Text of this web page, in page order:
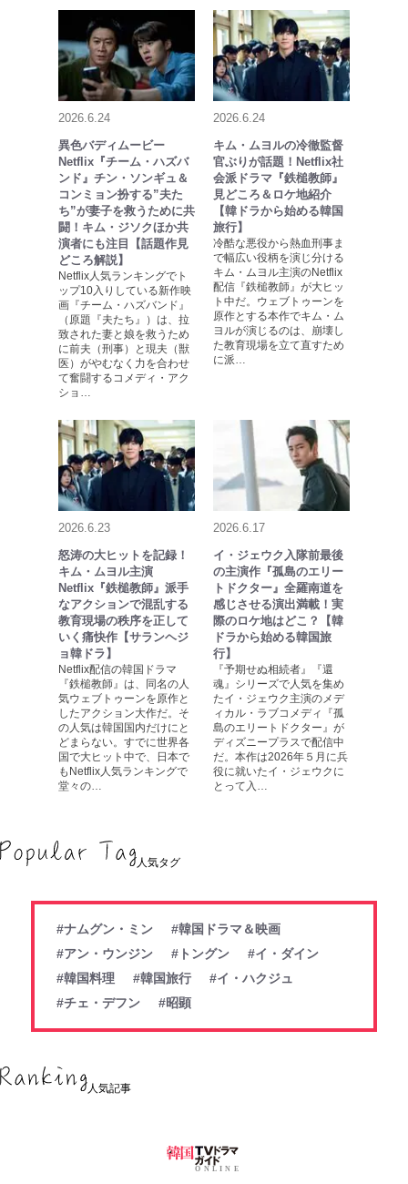
2026.6.24
異色バディムービー
Netflix『チーム・ハズバ
ンド』チン・ソンギュ＆
コンミョン扮する”夫た
ち”が妻子を救うために共
闘！キム・ジソクほか共
演者にも注目【話題作見
どころ解説】
Netflix人気ランキングでト
ップ10入りしている新作映
画『チーム・ハズバンド』
（原題『夫たち』）は、拉
致された妻と娘を救うため
に前夫（刑事）と現夫（獣
医）がやむなく力を合わせ
て奮闘するコメディ・アク
ショ…
2026.6.24
キム・ムヨルの冷徹監督
官ぶりが話題！Netflix社
会派ドラマ『鉄槌教師』
見どころ＆ロケ地紹介
【韓ドラから始める韓国
旅行】
冷酷な悪役から熱血刑事ま
で幅広い役柄を演じ分ける
キム・ムヨル主演のNetflix
配信『鉄槌教師』が大ヒッ
ト中だ。ウェブトゥーンを
原作とする本作でキム・ム
ヨルが演じるのは、崩壊し
た教育現場を立て直すため
に派…
2026.6.23
怒涛の大ヒットを記録！
キム・ムヨル主演
Netflix『鉄槌教師』派手
なアクションで混乱する
教育現場の秩序を正して
いく痛快作【サランヘジ
ョ韓ドラ】
Netflix配信の韓国ドラマ
『鉄槌教師』は、同名の人
気ウェブトゥーンを原作と
したアクション大作だ。そ
の人気は韓国国内だけにと
どまらない。すでに世界各
国で大ヒット中で、日本で
もNetflix人気ランキングで
堂々の…
2026.6.17
イ・ジェウク入隊前最後
の主演作『孤島のエリー
トドクター』全羅南道を
感じさせる演出満載！実
際のロケ地はどこ？【韓
ドラから始める韓国旅
行】
『予期せぬ相続者』『還
魂』シリーズで人気を集め
たイ・ジェウク主演のメデ
ィカル・ラブコメディ『孤
島のエリートドクター』が
ディズニープラスで配信中
だ。本作は2026年５月に兵
役に就いたイ・ジェウクに
とって入…
人気タグ
#ナムグン・ミン
#韓国ドラマ＆映画
#アン・ウンジン
#トングン
#イ・ダイン
#韓国料理
#韓国旅行
#イ・ハクジュ
#チェ・デフン
#昭顕
人気記事